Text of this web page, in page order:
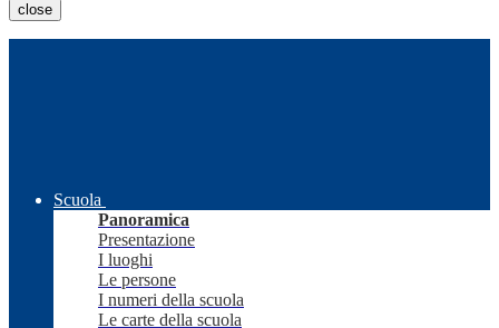
close
Scuola
Panoramica
Presentazione
I luoghi
Le persone
I numeri della scuola
Le carte della scuola